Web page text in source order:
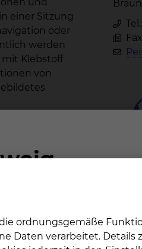
Tel.:
Tel.:
einer Sitzung
oder
werden
mit Klebstoff
von
durch das Ohr,
ordnungsgemäße
Daten verarbeitet. Details